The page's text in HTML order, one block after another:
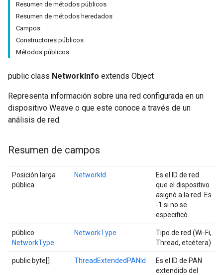
Resumen de métodos públicos
Resumen de métodos heredados
Campos
Constructores públicos
Métodos públicos
public class NetworkInfo extends Object
Representa información sobre una red configurada en un
dispositivo Weave o que este conoce a través de un
análisis de red.
Resumen de campos
Posición larga
pública
NetworkId
Es el ID de red
que el dispositivo
asignó a la red. Es
-1 si no se
especificó.
público
NetworkType
NetworkType
Tipo de red (Wi-Fi,
Thread, etcétera)
public byte[] ThreadExtendedPANId
Es el ID de PAN
extendido del